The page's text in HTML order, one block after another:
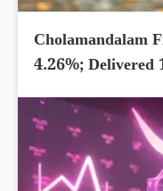
Cholamandalam
4.26%; Delivered